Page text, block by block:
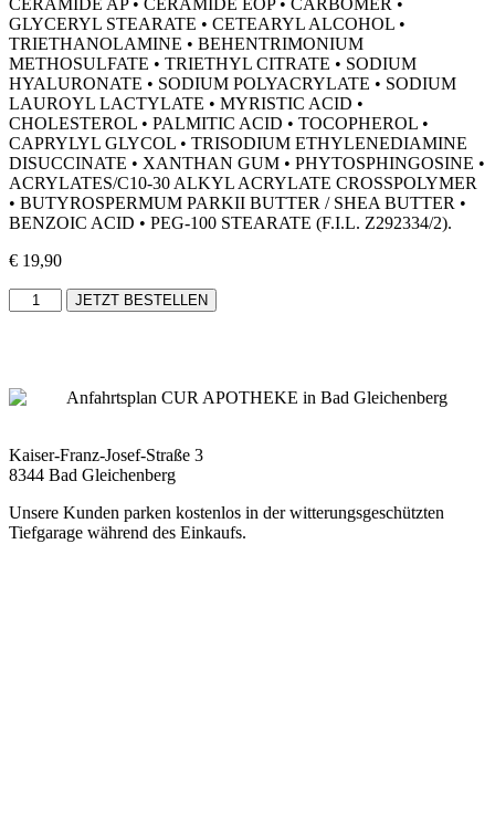
CERAMIDE AP • CERAMIDE EOP • CARBOMER •
GLYCERYL STEARATE • CETEARYL ALCOHOL •
TRIETHANOLAMINE • BEHENTRIMONIUM
METHOSULFATE • TRIETHYL CITRATE • SODIUM
HYALURONATE • SODIUM POLYACRYLATE • SODIUM
LAUROYL LACTYLATE • MYRISTIC ACID •
CHOLESTEROL • PALMITIC ACID • TOCOPHEROL •
CAPRYLYL GLYCOL • TRISODIUM ETHYLENEDIAMINE
DISUCCINATE • XANTHAN GUM • PHYTOSPHINGOSINE •
ACRYLATES/C10-30 ALKYL ACRYLATE CROSSPOLYMER
• BUTYROSPERMUM PARKII BUTTER / SHEA BUTTER •
BENZOIC ACID • PEG-100 STEARATE (F.I.L. Z292334/2).
€ 19,90
JETZT BESTELLEN
Kaiser-Franz-Josef-Straße 3
8344 Bad Gleichenberg
Unsere Kunden parken kostenlos in der witterungsgeschützten
Tiefgarage während des Einkaufs.